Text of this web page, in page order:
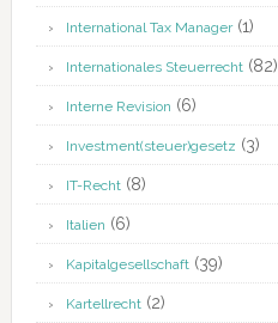
International Tax Manager(1)
Internationales Steuerrecht(82)
Interne Revision (6)
Investment(steuer)gesetz (3)
IT-Recht(8)
Italien (6)
Kapitalgesellschaft(39)
Kartellrecht(2)